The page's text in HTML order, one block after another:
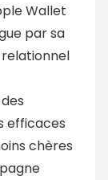
Wallet
par sa
efficaces
chères